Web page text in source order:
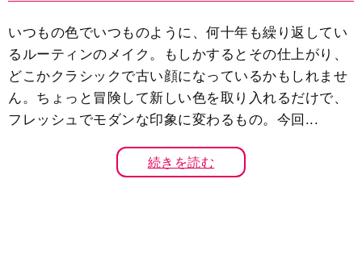
いつもの色でいつものように、何十年も繰り返してい
るルーティンのメイク。もしかするとその仕上がり、
どこかクラシックで古い顔になっているかもしれませ
ん。ちょっと冒険して新しい色を取り入れるだけで、
フレッシュでモダンな印象に変わるもの。今回...
続きを読む